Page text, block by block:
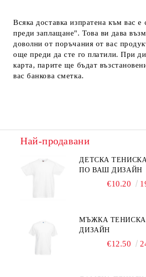
Всяка доставка изпратена към вас е
преди заплащане". Това ви дава
доволни от поръчания от вас
още преди да сте го платили. При
карта, парите ще бъдат
вас банкова сметка.
Най-продавани
ДЕТСКА
ПО ВАШ ДИЗАЙН
€10.20
МЪЖКА
ДИЗАЙН
€12.50